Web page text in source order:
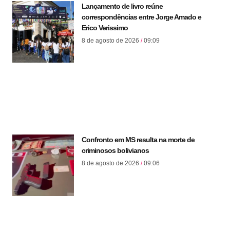
Lançamento de livro reúne
correspondências entre Jorge Amado e
Erico Verissimo
8 de agosto de 2026 09:09
Confronto em MS resulta na morte de
criminosos bolivianos
8 de agosto de 2026 09:06